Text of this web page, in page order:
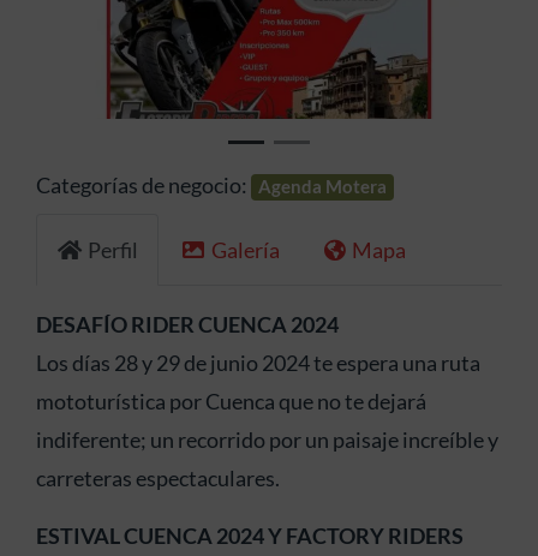
Anterior
Categorías de negocio: Agenda Motera
Perfil Galería Mapa
DESAFÍO RIDER CUENCA 2024
Los días 28 y 29 de junio 2024 te espera una ruta
mototurística por Cuenca que no te dejará
indiferente; un recorrido por un paisaje increíble y
carreteras espectaculares.
ESTIVAL CUENCA 2024 Y FACTORY RIDERS